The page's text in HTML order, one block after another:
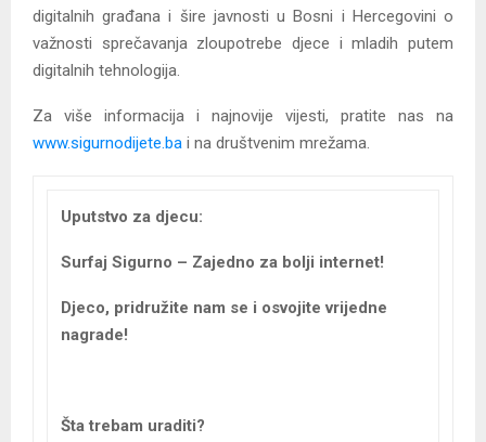
digitalnih građana i šire javnosti u Bosni i Hercegovini o
važnosti sprečavanja zloupotrebe djece i mladih putem
digitalnih tehnologija.
Za više informacija i najnovije vijesti, pratite nas na
www.sigurnodijete.ba i na društvenim mrežama.
Uputstvo za djecu:
Surfaj Sigurno – Zajedno za bolji internet!
Djeco, pridružite nam se i osvojite vrijedne
nagrade!
Šta trebam uraditi?